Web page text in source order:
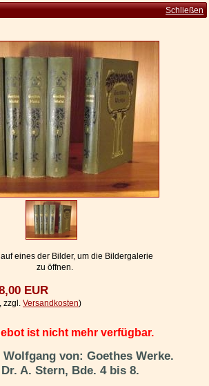
Schließen
eines der Bilder, um die Bildergalerie
zu öffnen.
EUR
zzgl. Versandkosten)
ist nicht mehr verfügbar.
von: Goethes Werke.
A. Stern, Bde. 4 bis 8.